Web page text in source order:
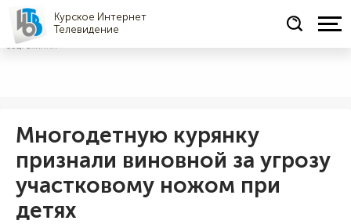
Курское Интернет
Телевидение
СОЦРЕКЛАМА
Многодетную курянку
признали виновной за угрозу
участковому ножом при
детях